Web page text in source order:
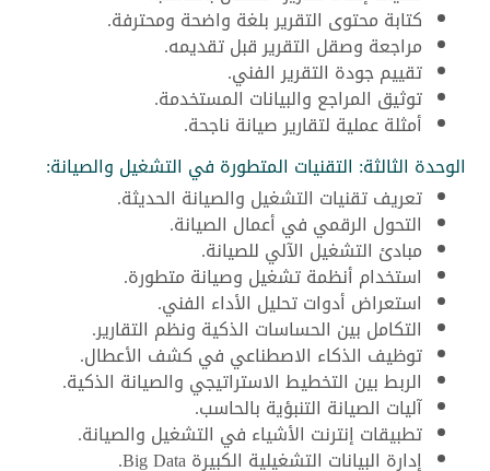
كتابة محتوى التقرير بلغة واضحة ومحترفة.
مراجعة وصقل التقرير قبل تقديمه.
تقييم جودة التقرير الفني.
توثيق المراجع والبيانات المستخدمة.
أمثلة عملية لتقارير صيانة ناجحة.
الوحدة الثالثة: التقنيات المتطورة في التشغيل والصيانة:
تعريف تقنيات التشغيل والصيانة الحديثة.
التحول الرقمي في أعمال الصيانة.
مبادئ التشغيل الآلي للصيانة.
استخدام أنظمة تشغيل وصيانة متطورة.
استعراض أدوات تحليل الأداء الفني.
التكامل بين الحساسات الذكية ونظم التقارير.
توظيف الذكاء الاصطناعي في كشف الأعطال.
الربط بين التخطيط الاستراتيجي والصيانة الذكية.
آليات الصيانة التنبؤية بالحاسب.
تطبيقات إنترنت الأشياء في التشغيل والصيانة.
إدارة البيانات التشغيلية الكبيرة Big Data.